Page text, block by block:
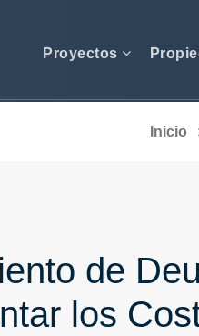
Proyectos
Inicio
de
los